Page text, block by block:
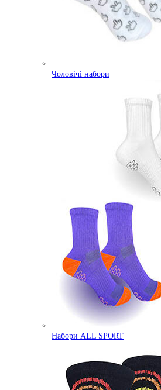
Чоловічі набори
Набори ALL SPORT